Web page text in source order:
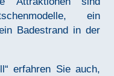
ein
Badestrand in der
erfahren Sie auch,